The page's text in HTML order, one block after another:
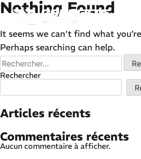
Skip
to
Nothing Found
It seems we can’t find what
Perhaps searching can help.
Rechercher :
Rechercher
Articles récents
Commentaires récents
Aucun commentaire à afficher.